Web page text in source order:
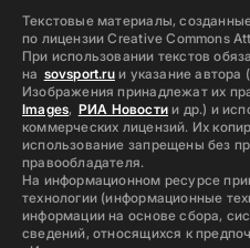
Текстовые материалы,
по лицензии Creative Commons
При использовании текстов
на sovsport.ruи указание автора
Изображения принадлежат их
Images, РИА Новостии др.) и
коммерческих лицензий. Их
использование запрещены без
правообладателя.
На информационном ресурсе
технологии (информационные
информации на основе сбора,
сведений, относящихся к